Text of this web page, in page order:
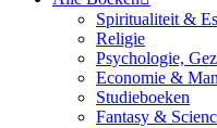
Spiritualiteit &
Religie
Psychologie,
Economie &
Studieboeken
Fantasy &